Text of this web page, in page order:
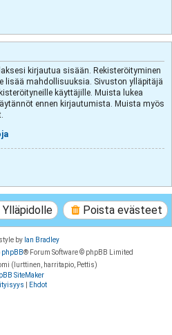
kirjautua sisään. Rekisteröityminen
lisää mahdollisuuksia. Sivuston ylläpitäjä
käyttäjille. Muista lukea
ennen kirjautumista. Muista myös
Poista evästeet
by Ian Bradley
phpBB® Forum Software © phpBB Limited
(lurttinen, harritapio, Pettis)
SiteMaker
Ehdot